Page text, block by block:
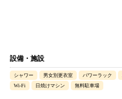
設備・施設
シャワー 男女別更衣室 パワーラック
Wi-Fi
日焼けマシン 無料駐車場